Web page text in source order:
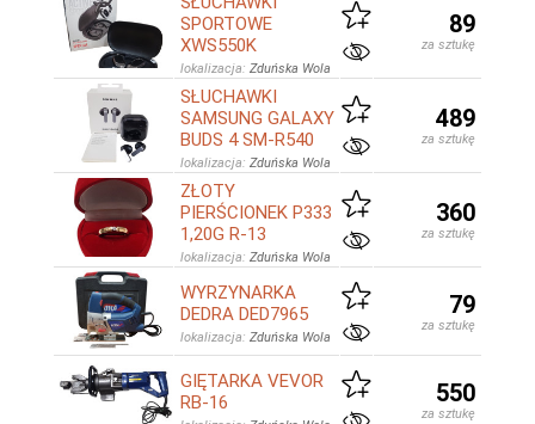
SPORTOWE
XWS550K
lokalizacja: Zduńska Wola
89
za sztukę
SŁUCHAWKI
SAMSUNG GALAXY
BUDS 4 SM-R540
lokalizacja: Zduńska Wola
489
za sztukę
ZŁOTY
PIERŚCIONEK P333
1,20G R-13
lokalizacja: Zduńska Wola
360
za sztukę
WYRZYNARKA
DEDRA DED7965
lokalizacja: Zduńska Wola
79
za sztukę
GIĘTARKA VEVOR
RB-16
550
za sztukę